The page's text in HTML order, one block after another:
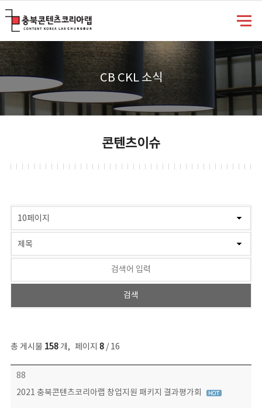
CB CKL 소식
콘텐츠이슈
총 게시물 158개, 페이지 8/ 16
콘텐츠이슈 목록 - 번호, 제목, 작성자, 파일, 조회수, 작성일 정보 제공
88
2021 충북콘텐츠코리아랩 창업지원 패키지 결과평가회